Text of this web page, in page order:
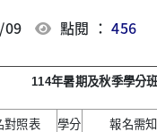
09 點閱 ：456
114年暑期及秋季學分
對照表 學分 報名需